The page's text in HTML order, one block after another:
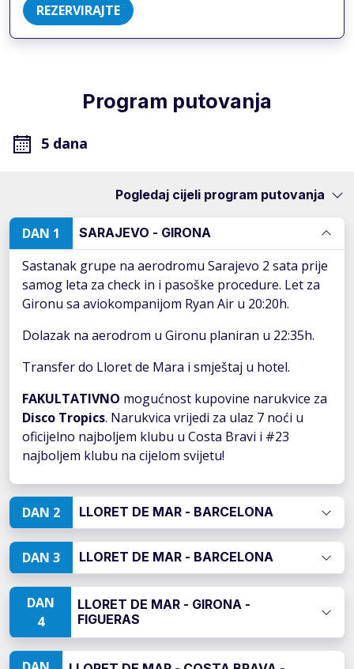
REZERVIRAJTE
Program putovanja
5 dana
Pogledaj cijeli program putovanja
DAN 1 SARAJEVO - GIRONA
Sastanak grupe na aerodromu Sarajevo 2 sata prije
samog leta za check in i pasoške procedure. Let za
Gironu sa aviokompanijom Ryan Air u 20:20h.
Dolazak na aerodrom u Gironu planiran u 22:35h.
Transfer do Lloret de Mara i smještaj u hotel.
FAKULTATIVNO mogućnost kupovine narukvice za
Disco Tropics. Narukvica vrijedi za ulaz 7 noći u
oficijelno najboljem klubu u Costa Bravi i #23
najboljem klubu na cijelom svijetu!
DAN 2 LLORET DE MAR - BARCELONA
DAN 3 LLORET DE MAR - BARCELONA
DAN
4
LLORET DE MAR - GIRONA -
FIGUERAS